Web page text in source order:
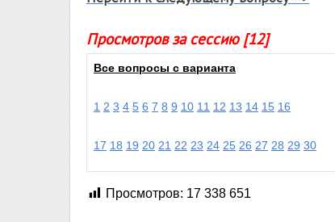
Просмотров за сессию [12]
Все вопросы с варианта
1 2 3 4 5 6 7 8 9 10 11 12 13 14 15 16
17 18 19 20 21 22 23 24 25 26 27 28 29 30
Просмотров: 17 338 651